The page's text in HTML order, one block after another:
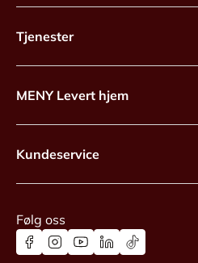
Tjenester
MENY Levert hjem
Kundeservice
Følg oss